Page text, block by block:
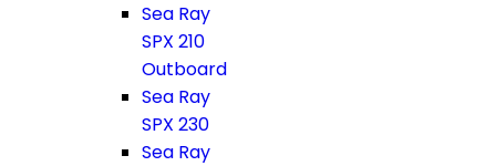
Sea Ray
SPX 210
Outboard
Sea Ray
SPX 230
Sea Ray